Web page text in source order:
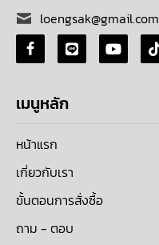
loengsak@gmail.com
เมนูหลัก
หน้าแรก
เกี่ยวกับเรา
ขั้นตอนการสั่งซื้อ
ถาม - ตอบ